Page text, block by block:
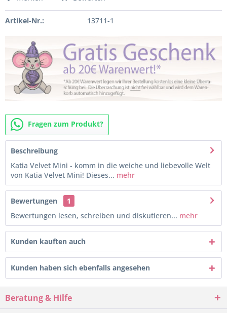
Artikel-Nr.: 13711-1
Fragen zum Produkt?
Beschreibung
Katia Velvet Mini - komm in die weiche und liebevolle Welt
von Katia Velvet Mini! Dieses... mehr
Bewertungen
1
Bewertungen lesen, schreiben und diskutieren... mehr
Kunden kauften auch
Kunden haben sich ebenfalls angesehen
Beratung & Hilfe